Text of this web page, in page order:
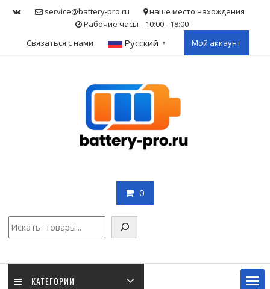
service@battery-pro.ru
наше место нахождения
Рабочие часы --10:00 - 18:00
Связаться с нами
Русский ▼ Мой аккаунт
0
КАТЕГОРИИ